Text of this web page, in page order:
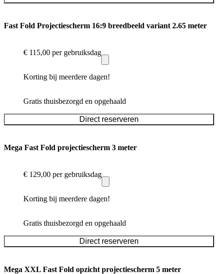
Fast Fold Projectiescherm 16:9 breedbeeld variant 2.65 meter
€ 115,00 per gebruiksdag
Korting bij meerdere dagen!
Gratis thuisbezorgd en opgehaald
Direct reserveren
Mega Fast Fold projectiescherm 3 meter
€ 129,00 per gebruiksdag
Korting bij meerdere dagen!
Gratis thuisbezorgd en opgehaald
Direct reserveren
Mega XXL Fast Fold opzicht projectiescherm 5 meter